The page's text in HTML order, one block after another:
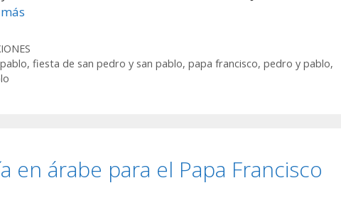
,fiesta de san pedro y san pablo,papa francisco,pedro y pablo,
en árabe para el Papa Francisco